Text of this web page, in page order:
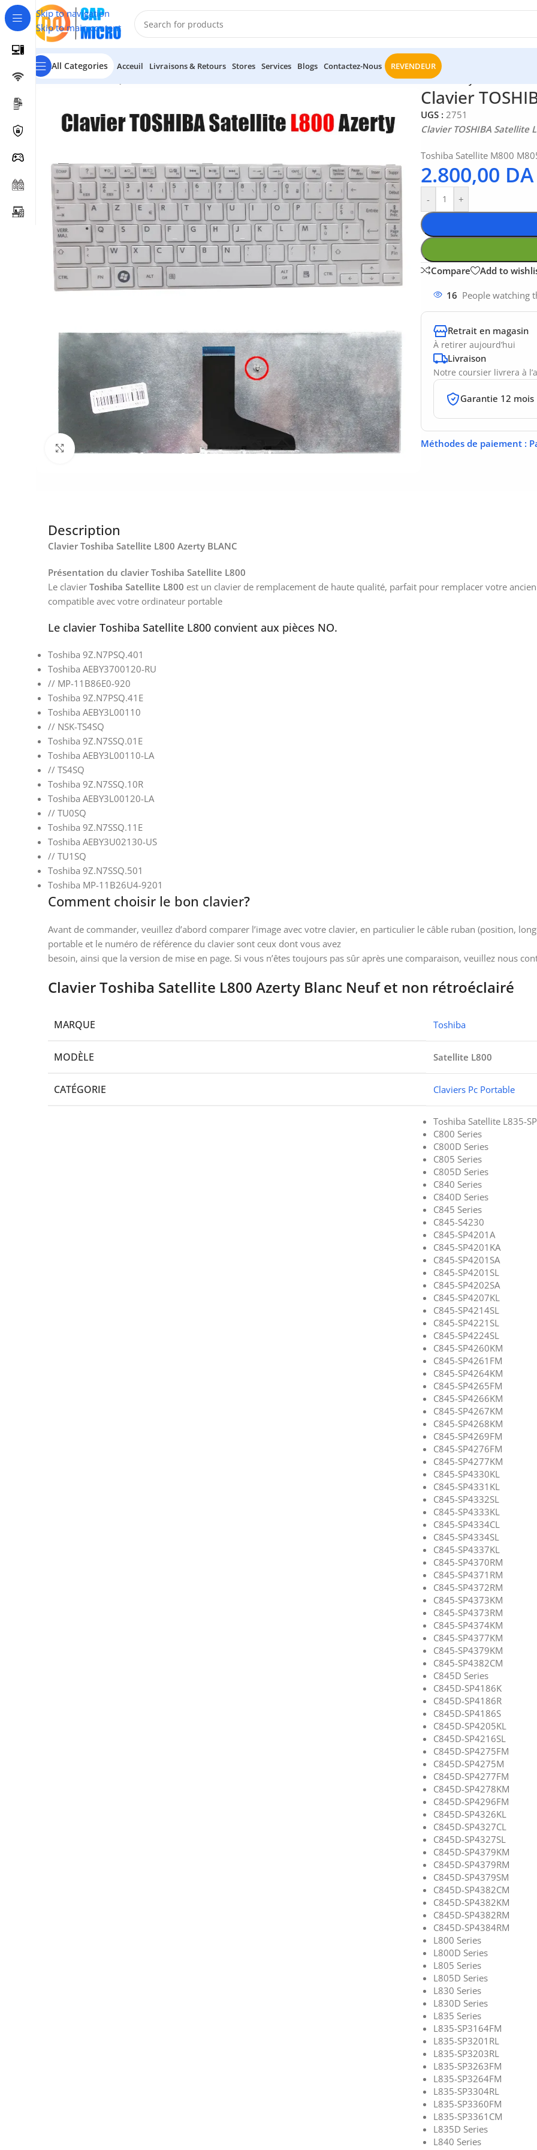
Skip to navigation
Skip to main content
All Categories Acceuil Livraisons & Retours Stores Services Blogs Contactez-Nous REVENDEUR
Accueil/INFORMATIQUE Clavier TOSHIBA Satellite L800 Azerty BLANC
Click to enlarge
Clavier
UGS : 2751
Clavier TOSHIBA Satellite
Toshiba Satellite M800
2.800,00 DA
- +
Compare Add to
16 People watching
Retrait en magasin
À retirer aujourd’hui
Livraison
Notre coursier livrera à
Garantie 12 mois
Méthodes de paiement :
Description
Clavier Toshiba Satellite L800 Azerty BLANC
Présentation du clavier Toshiba Satellite L800
Le clavier Toshiba Satellite L800 est un clavier de remplacement de haute qualité, parfait pour remplacer votre
compatible avec votre ordinateur portable
Le clavier Toshiba Satellite L800 convient aux pièces NO.
Toshiba 9Z.N7PSQ.401
Toshiba AEBY3700120-RU
// MP-11B86E0-920
Toshiba 9Z.N7PSQ.41E
Toshiba AEBY3L00110
// NSK-TS4SQ
Toshiba 9Z.N7SSQ.01E
Toshiba AEBY3L00110-LA
// TS4SQ
Toshiba 9Z.N7SSQ.10R
Toshiba AEBY3L00120-LA
// TU0SQ
Toshiba 9Z.N7SSQ.11E
Toshiba AEBY3U02130-US
// TU1SQ
Toshiba 9Z.N7SSQ.501
Toshiba MP-11B26U4-9201
Comment choisir le bon clavier?
Avant de commander, veuillez d’abord comparer l’image avec votre clavier, en particulier le câble ruban (position,
portable et le numéro de référence du clavier sont ceux dont vous avez
besoin, ainsi que la version de mise en page. Si vous n’êtes toujours pas sûr après une comparaison, veuillez nous
Clavier Toshiba Satellite L800 Azerty Blanc Neuf et non rétroéclairé
MARQUE Toshiba
MODÈLE Satellite L800
CATÉGORIE Claviers Pc Portable
Toshiba Satellite L835-
C800 Series
C800D Series
C805 Series
C805D Series
C840 Series
C840D Series
C845 Series
C845-S4230
C845-SP4201A
C845-SP4201KA
C845-SP4201SA
C845-SP4201SL
C845-SP4202SA
C845-SP4207KL
C845-SP4214SL
C845-SP4221SL
C845-SP4224SL
C845-SP4260KM
C845-SP4261FM
C845-SP4264KM
C845-SP4265FM
C845-SP4266KM
C845-SP4267KM
C845-SP4268KM
C845-SP4269FM
C845-SP4276FM
C845-SP4277KM
C845-SP4330KL
C845-SP4331KL
C845-SP4332SL
C845-SP4333KL
C845-SP4334CL
C845-SP4334SL
C845-SP4337KL
C845-SP4370RM
C845-SP4371RM
C845-SP4372RM
C845-SP4373KM
C845-SP4373RM
C845-SP4374KM
C845-SP4377KM
C845-SP4379KM
C845-SP4382CM
C845D Series
C845D-SP4186K
C845D-SP4186R
C845D-SP4186S
C845D-SP4205KL
C845D-SP4216SL
C845D-SP4275FM
C845D-SP4275M
C845D-SP4277FM
C845D-SP4278KM
C845D-SP4296FM
C845D-SP4326KL
C845D-SP4327CL
C845D-SP4327SL
C845D-SP4379KM
C845D-SP4379RM
C845D-SP4379SM
C845D-SP4382CM
C845D-SP4382KM
C845D-SP4382RM
C845D-SP4384RM
L800 Series
L800D Series
L805 Series
L805D Series
L830 Series
L830D Series
L835 Series
L835-SP3164FM
L835-SP3201RL
L835-SP3203RL
L835-SP3263FM
L835-SP3264FM
L835-SP3304RL
L835-SP3360FM
L835-SP3361CM
L835D Series
L840 Series